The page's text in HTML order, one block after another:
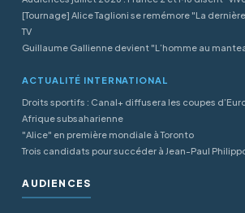
[Tournage] Alice Taglioni se remémore "La
TV
Guillaume Gallienne devient "L’homme au
ACTUALITÉ INTERNATIONAL
Droits sportifs : Canal+ diffusera les coupes
Afrique subsaharienne
"Alice" en première mondiale à Toronto
Trois candidats pour succéder à Jean-Paul
AUDIENCES